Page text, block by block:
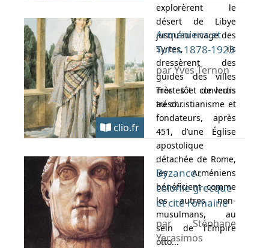
explorèrent le
désert de Libye
jusqu'au rivage des
Syrtes, ils
dressèrent des
guides des villes
mortes et de leurs
tréso...
clio.fr
Arméniens et
Turcs 1878-1923
par Yves Ternon
Très tôt convertis
au christianisme et
fondateurs, après
451, d’une Église
apostolique
détachée de Rome,
les Arméniens
bénéficient comme
les autres non-
musulmans, au
sein de l’Empire
otto...
Byzance :
colonie grecque
et cité romaine
par Stéphane
Yerasimos